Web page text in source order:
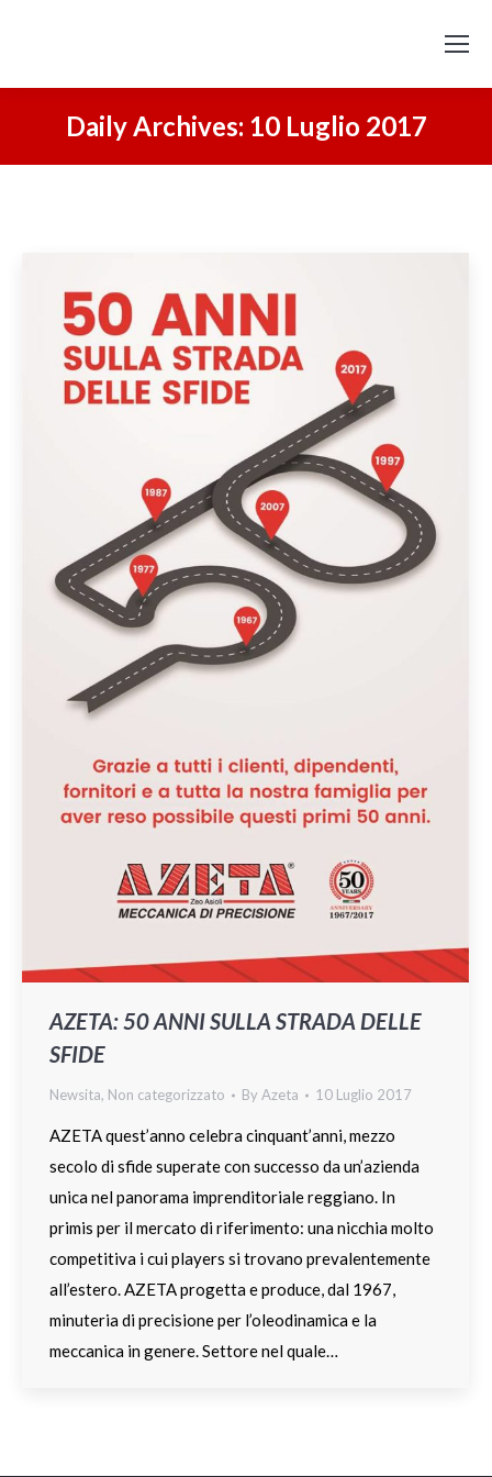
Daily Archives: 10 Luglio 2017
AZETA: 50 ANNI SULLA STRADA DELLE
SFIDE
Newsita, Non categorizzato ByAzeta 10 Luglio 2017
AZETA quest’anno celebra cinquant’anni, mezzo
secolo di sfide superate con successo da un’azienda
unica nel panorama imprenditoriale reggiano. In
primis per il mercato di riferimento: una nicchia molto
competitiva i cui players si trovano prevalentemente
all’estero. AZETA progetta e produce, dal 1967,
minuteria di precisione per l’oleodinamica e la
meccanica in genere. Settore nel quale…